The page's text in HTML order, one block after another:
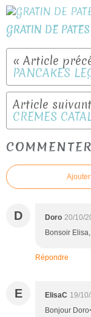
GRATIN DE
PANCAKES
CREMES
D Doro 20/10/
Bonsoir
Répondre
E ElisaC 19/
Bonjour